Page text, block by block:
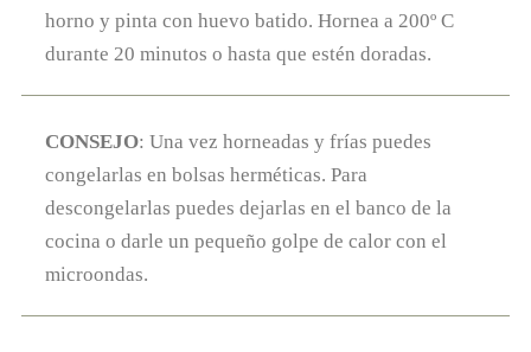
horno y pinta con huevo batido. Hornea a 200º C
durante 20 minutos o hasta que estén doradas.
CONSEJO: Una vez horneadas y frías puedes
congelarlas en bolsas herméticas. Para
descongelarlas puedes dejarlas en el banco de la
cocina o darle un pequeño golpe de calor con el
microondas.